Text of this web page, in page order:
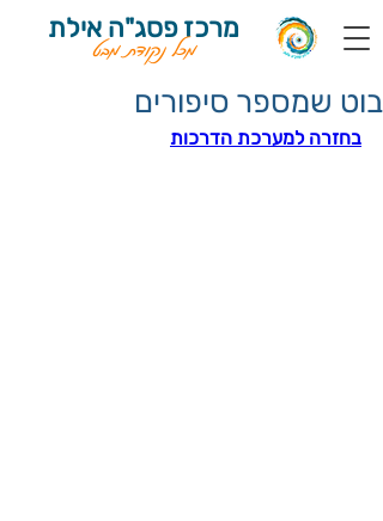
מרכז פסג"ה אילת
מכל נקודת מבט
בוט שמספר סיפורים
בחזרה למערכת הדרכות